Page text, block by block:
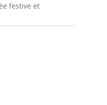
festive et